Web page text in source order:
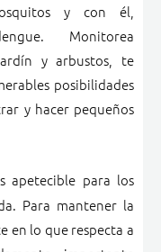
y con él,
Monitorea
y arbustos, te
posibilidades
y hacer pequeños
apetecible para los
Para mantener la
en lo que respecta a